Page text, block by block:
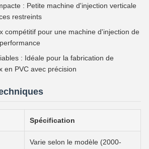
: Petite machine d'injection verticale
restreints
compétitif pour une machine d'injection de
: Idéale pour la fabrication de
en PVC avec précision
Spécification
Varie selon le modèle (2000-